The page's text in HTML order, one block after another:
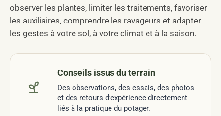
observer les plantes, limiter les traitements, favoriser
les auxiliaires, comprendre les ravageurs et adapter
les gestes à votre sol, à votre climat et à la saison.
Conseils issus du terrain
Des observations, des essais, des photos
et des retours d’expérience directement
liés à la pratique du potager.